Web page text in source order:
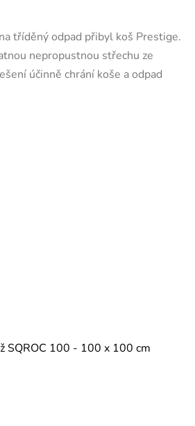
tříděný odpad přibyl koš Prestige.
nepropustnou střechu ze
účinně chrání koše a odpad
SQROC 100 - 100 x 100 cm